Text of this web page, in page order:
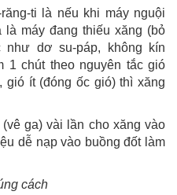
ti là nếu khi máy nguội
là máy đang thiếu xăng (bỏ
như dơ su-páp, không kín
chút theo nguyên tắc gió
gió ít (đóng ốc gió) thì xăng
ga) vài lần cho xăng vào
dễ nạp vào buồng đốt làm
cách